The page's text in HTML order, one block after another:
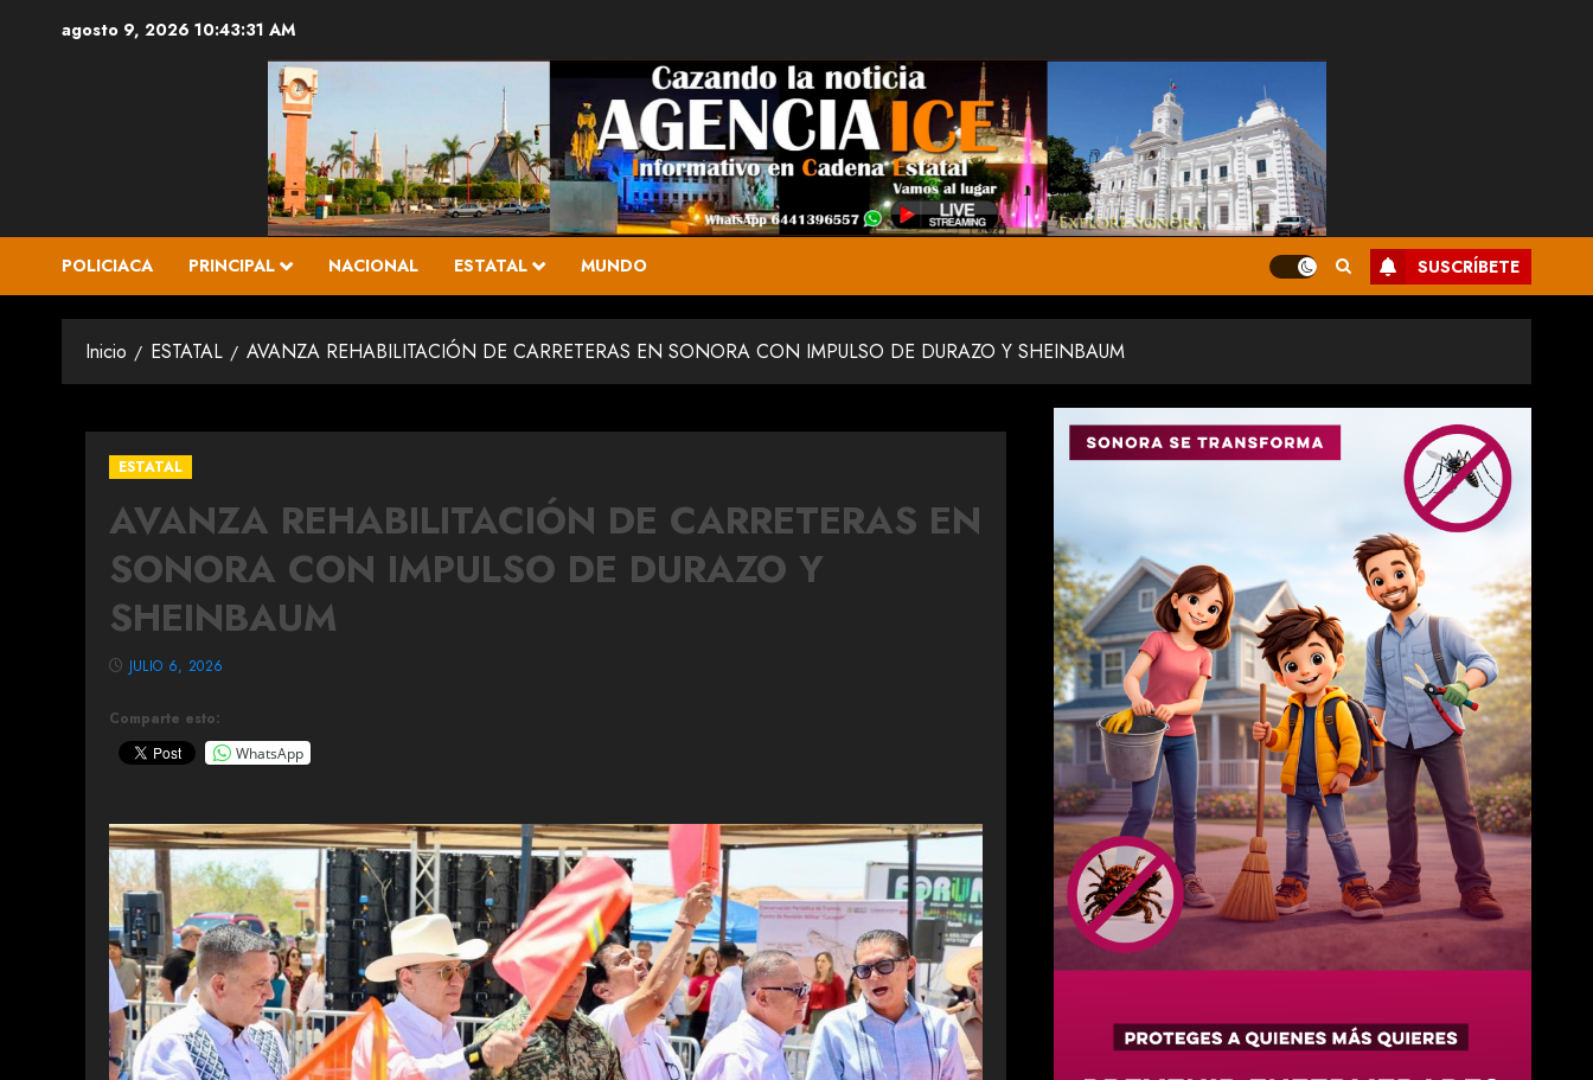
agosto 9, 2026 10:43:33 AM
POLICIACA PRINCIPAL NACIONAL ESTATAL MUNDO SUSCRÍBETE
Inicio ESTATAL AVANZA REHABILITACIÓN DE CARRETERAS EN SONORA CON IMPULSO DE DURAZO Y SHEINBAUM
ESTATAL
AVANZA REHABILITACIÓN DE CARRETERAS EN
SONORA CON IMPULSO DE DURAZO Y
SHEINBAUM
Comparte esto:
WhatsApp
JULIO 6, 2026